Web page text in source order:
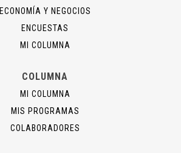
ECONOMÍA Y NEGOCIOS
ENCUESTAS
MI COLUMNA
COLUMNA
MI COLUMNA
MIS PROGRAMAS
COLABORADORES